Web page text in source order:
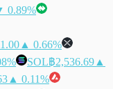
0.89%
▲ 0.66%
SOL฿2,536.69 ▲
▲ 0.11%